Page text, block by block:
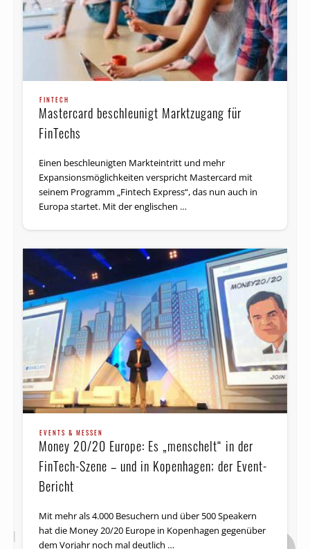
FINTECH
Mastercard beschleunigt Marktzugang für
FinTechs
Einen beschleunigten Markteintritt und mehr
Expansionsmöglichkeiten verspricht Mastercard mit
seinem Programm „Fintech Express“, das nun auch in
Europa startet. Mit der englischen …
EVENTS & MESSEN
Money 20/20 Europe: Es „menschelt“ in der
FinTech-Szene – und in Kopenhagen; der Event-
Bericht
Mit mehr als 4.000 Besuchern und über 500 Speakern
hat die Money 20/20 Europe in Kopenhagen gegenüber
dem Vorjahr noch mal deutlich …